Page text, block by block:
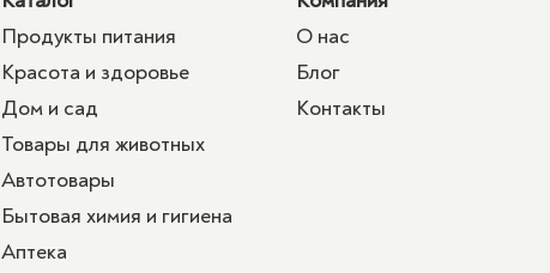
Продукты питания
Красота и здоровье
Дом и сад
Товары для животных
Автотовары
Бытовая химия и гигиена
Аптека
О нас
Блог
Контакты